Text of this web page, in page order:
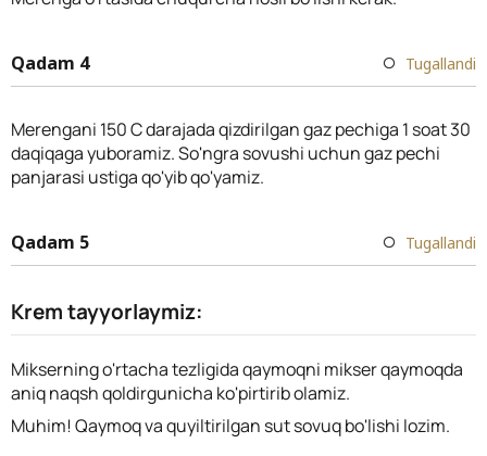
Qadam 4 Tugallandi
Merengani 150 C darajada qizdirilgan gaz pechiga 1 soat 30
daqiqaga yuboramiz. So'ngra sovushi uchun gaz pechi
panjarasi ustiga qo'yib qo'yamiz.
Qadam 5 Tugallandi
Krem tayyorlaymiz:
Mikserning o'rtacha tezligida qaymoqni mikser qaymoqda
aniq naqsh qoldirgunicha ko'pirtirib olamiz.
Muhim! Qaymoq va quyiltirilgan sut sovuq bo'lishi lozim.